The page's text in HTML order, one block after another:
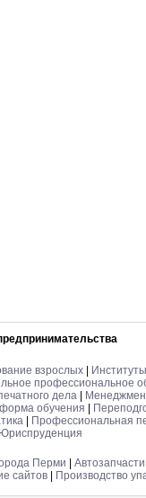
взрослых
Институты
профессиональное
дела
обучения
Профессиональная
Юриспруденция
Перми
сайтов Производство